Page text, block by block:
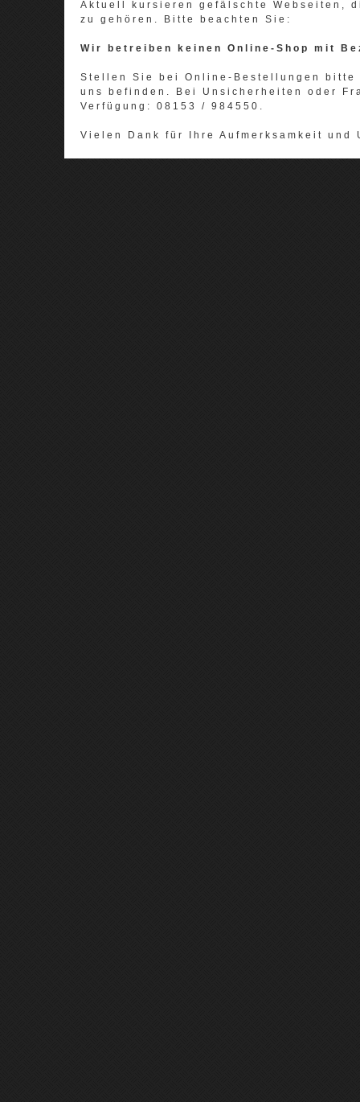
Aktuell kursieren gefälschte Webseiten,
zu gehören. Bitte beachten Sie:
Wir betreiben keinen Online-Shop mit
Stellen Sie bei Online-Bestellungen
uns befinden. Bei Unsicherheiten oder
Verfügung: 08153 / 984550.
Vielen Dank für Ihre Aufmerksamkeit und